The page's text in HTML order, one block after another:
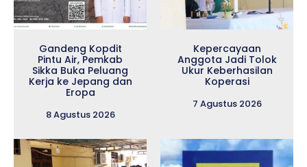
Gandeng Kopdit
Pintu Air, Pemkab
Sikka Buka Peluang
Kerja ke Jepang dan
Eropa
8 Agustus 2026
Kepercayaan
Anggota Jadi Tolok
Ukur Keberhasilan
Koperasi
7 Agustus 2026